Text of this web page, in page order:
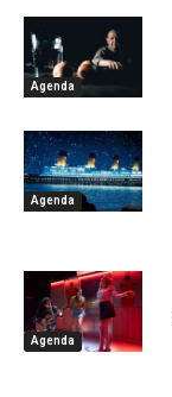
Agenda
Agenda
Agenda